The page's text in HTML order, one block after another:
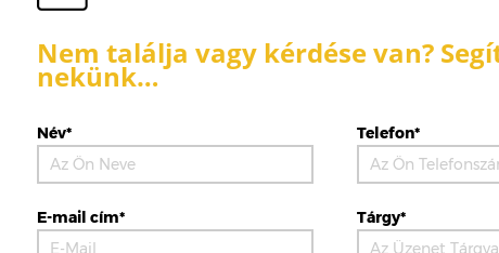
Nem találja vagy kérdése van?
nekünk…
Név* Telefon*
E-mail cím* Tárgy*